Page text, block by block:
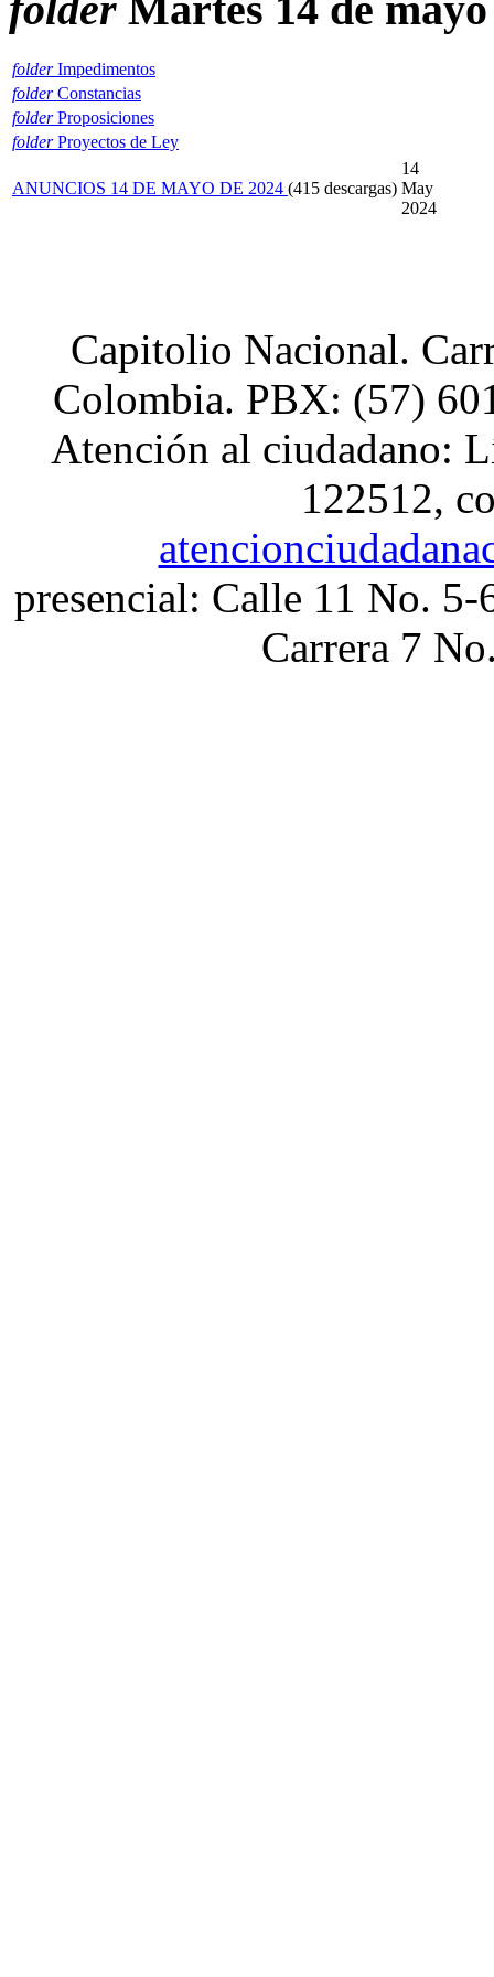
xnxx
Hindi
Videos
Xnxx
folder Impedimentos
folder Constancias
folder Proposiciones
folder Proyectos de Ley
ANUNCIOS 14 DE MAYO DE 2024 (415 descargas)
14
May
2024
Capitolio Nacional.
Colombia. PBX: (57)
Atención al ciudadano:
122512,
presencial: Calle 11 No.
Carrera 7